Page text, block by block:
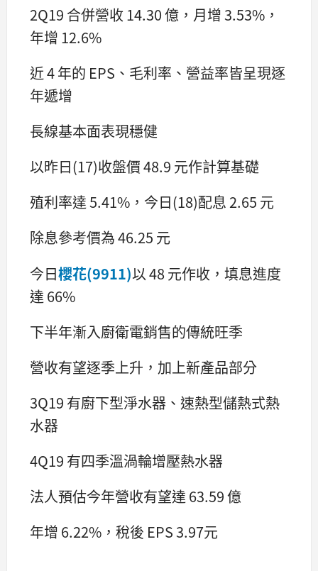
2Q19 合併營收 14.30 億，月增 3.53%，
年增 12.6%
近 4 年的 EPS、毛利率、營益率皆呈現逐
年遞增
長線基本面表現穩健
以昨日(17)收盤價 48.9 元作計算基礎
殖利率達 5.41%，今日(18)配息 2.65 元
除息參考價為 46.25 元
今日櫻花(9911)以 48 元作收，填息進度
達 66%
下半年漸入廚衛電銷售的傳統旺季
營收有望逐季上升，加上新產品部分
3Q19 有廚下型淨水器、速熱型儲熱式熱
水器
4Q19 有四季溫渦輪增壓熱水器
法人預估今年營收有望達 63.59 億
年增 6.22%，稅後 EPS 3.97元